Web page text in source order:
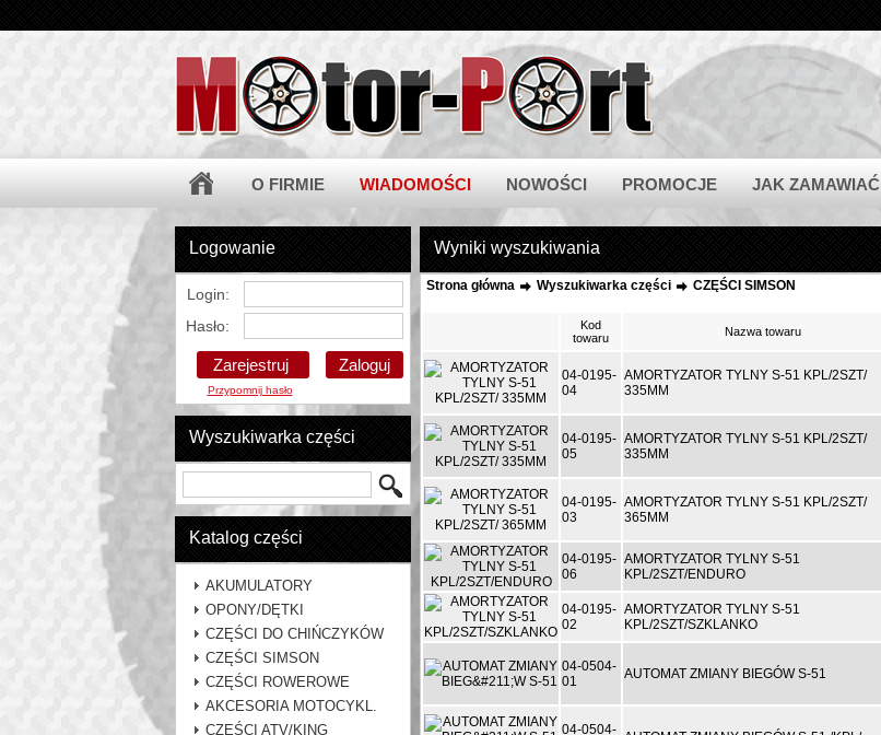
O FIRMIE WIADOMOŚCI NOWOŚCI PROMOCJE JAK ZAMAWIAĆ
Logowanie
Login:
Hasło:
Zarejestruj
Przypomnij hasło
Wyszukiwarka części
Katalog części
AKUMULATORY
OPONY/DĘTKI
CZĘŚCI DO CHIŃCZYKÓW
CZĘŚCI SIMSON
CZĘŚCI ROWEROWE
AKCESORIA MOTOCYKL.
CZĘŚCI ATV/KING
Wyniki wyszukiwania
Strona główna Wyszukiwarka części CZĘŚCI SIMSON
Kod
towaru
Nazwa towaru
04-0195-
04
AMORTYZATOR TYLNY S-51 KPL/2SZT/
335MM
04-0195-
05
AMORTYZATOR TYLNY S-51 KPL/2SZT/
335MM
04-0195-
03
AMORTYZATOR TYLNY S-51 KPL/2SZT/
365MM
04-0195-
06
AMORTYZATOR TYLNY S-51
KPL/2SZT/ENDURO
04-0195-
02
AMORTYZATOR TYLNY S-51
KPL/2SZT/SZKLANKO
04-0504-
01
AUTOMAT ZMIANY BIEGÓW S-51
04-0504-